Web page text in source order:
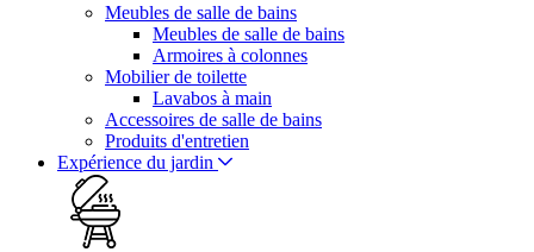
Meubles de salle de bains
Meubles de salle de bains
Armoires à colonnes
Mobilier de toilette
Lavabos à main
Accessoires de salle de bains
Produits d'entretien
Expérience du jardin